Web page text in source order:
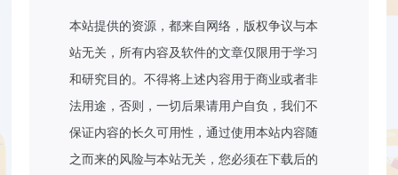
本站提供的资源，都来自网络，版权争议与本
站无关，所有内容及软件的文章仅限用于学习
和研究目的。不得将上述内容用于商业或者非
法用途，否则，一切后果请用户自负，我们不
保证内容的长久可用性，通过使用本站内容随
之而来的风险与本站无关，您必须在下载后的